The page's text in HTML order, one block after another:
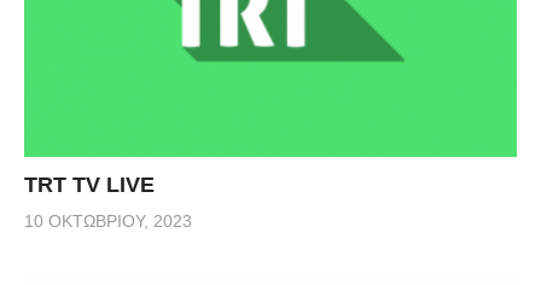
TRT TV LIVE
10 ΟΚΤΩΒΡΊΟΥ, 2023